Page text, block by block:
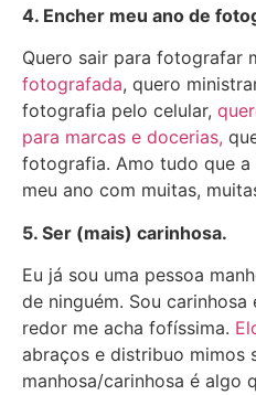
4. Encher meu ano de
Quero sair para fotografar
fotografada, quero
fotografia pelo celular,
para marcas e docerias,
fotografia. Amo tudo que a
meu ano com muitas,
5. Ser (mais) carinhosa.
Eu já sou uma pessoa
de ninguém. Sou carinhosa
redor me acha fofíssima.
abraços e distribuo mimos
manhosa/carinhosa é algo